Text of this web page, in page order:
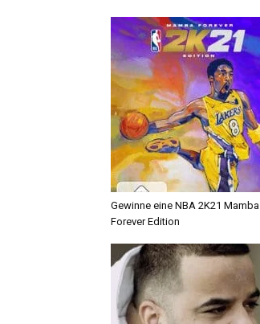
Gewinne eine NBA 2K21 Mamba
Forever Edition